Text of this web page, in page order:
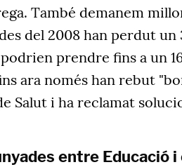
També demanem
del 2008 han perdut un
prendre fins a un
ara només han rebut
Salut i ha reclamat
entre Educació